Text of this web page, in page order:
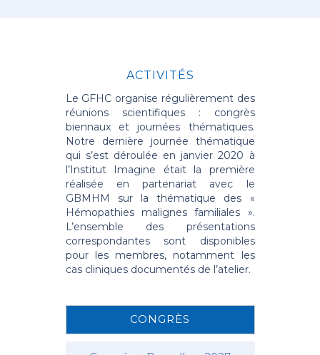
ACTIVITÉS
Le GFHC organise régulièrement des
réunions scientifiques : congrès
biennaux et journées thématiques.
Notre dernière journée thématique
qui s’est déroulée en janvier 2020 à
l’Institut Imagine était la première
réalisée en partenariat avec le
GBMHM sur la thématique des «
Hémopathies malignes familiales ».
L’ensemble des présentations
correspondantes sont disponibles
pour les membres, notamment les
cas cliniques documentés de l’atelier.
CONGRÈS